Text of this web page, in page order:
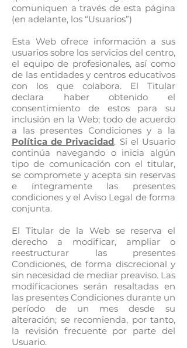
comuniquen a través de esta página
(en adelante, los “Usuarios”)
Esta Web ofrece información a sus
usuarios sobre los servicios del centro,
el equipo de profesionales, así como
de las entidades y centros educativos
con los que colabora. El Titular
declara haber obtenido el
consentimiento de estos para su
inclusión en la Web; todo de acuerdo
a las presentes Condiciones y a la
Política de Privacidad. Si el Usuario
continúa navegando o inicia algún
tipo de comunicación con el titular,
se compromete y acepta sin reservas
e íntegramente las presentes
condiciones y el Aviso Legal de forma
conjunta.
El Titular de la Web se reserva el
derecho a modificar, ampliar o
reestructurar las presentes
Condiciones, de forma discrecional y
sin necesidad de mediar preaviso. Las
modificaciones serán resaltadas en
las presentes Condiciones durante un
período de un mes desde su
alteración; se recomienda, por tanto,
la revisión frecuente por parte del
Usuario.